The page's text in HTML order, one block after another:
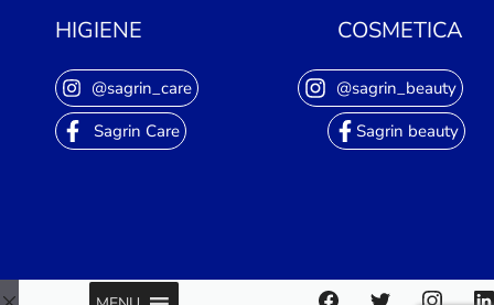
COSMETICA
@sagrin_beauty
Sagrin beauty
HIGIENE
@sagrin_care
Sagrin Care